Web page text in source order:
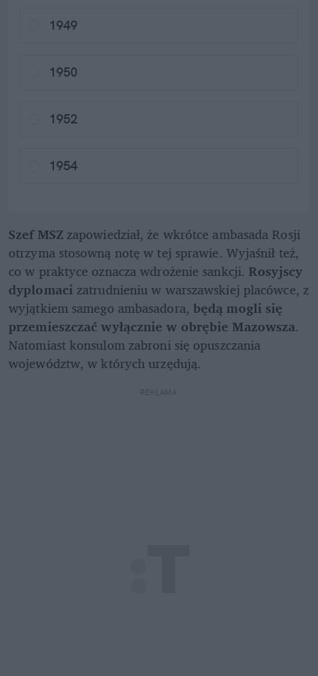
1949
1950
1952
1954
Szef MSZ zapowiedział, że wkrótce ambasada Rosji
otrzyma stosowną notę w tej sprawie. Wyjaśnił też,
co w praktyce oznacza wdrożenie sankcji. Rosyjscy
dyplomaci zatrudnieniu w warszawskiej placówce, z
wyjątkiem samego ambasadora, będą mogli się
przemieszczać wyłącznie w obrębie Mazowsza.
Natomiast konsulom zabroni się opuszczania
województw, w których urzędują.
REKLAMA